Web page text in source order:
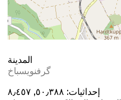
المدينة
گرفنویسباخ
إحداثيات: ٥٠٫٣٨٨, ٨٫٤٥٧